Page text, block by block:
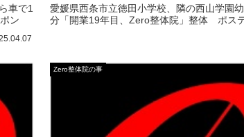
車で1
ン
愛媛県西条市立徳田小学校、隣の西山学園
分「開業19年目、Zero整体院」整体 ポス
Zero整体院の事